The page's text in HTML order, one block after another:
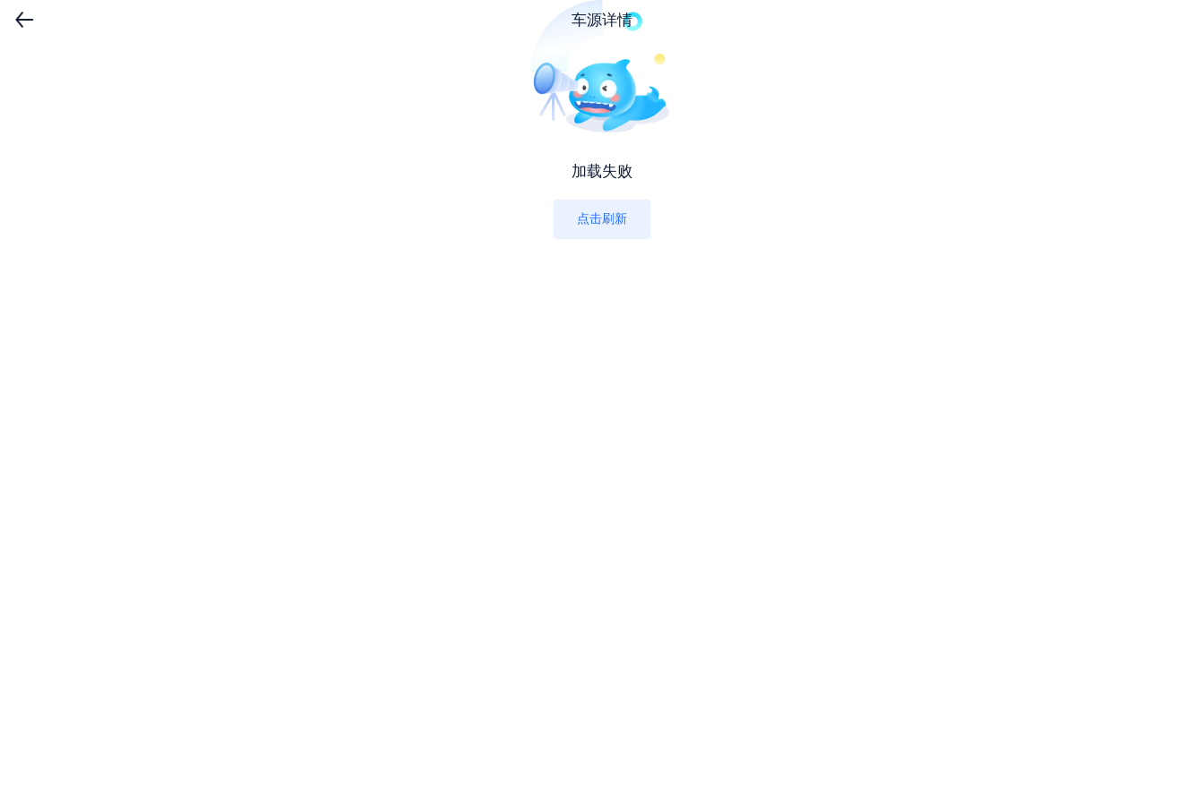
加载失败
点击刷新
车源详情